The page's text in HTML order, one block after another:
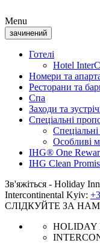
Menu
зачинений
Готелі
Hotel
Номери та
Ресторани та
Спа
Заходи та
Спеціальні
Особливі
IHG® One
IHG Clean
Зв'яжіться - Holiday
Intercontinental Kyiv:
СЛІДКУЙТЕ ЗА